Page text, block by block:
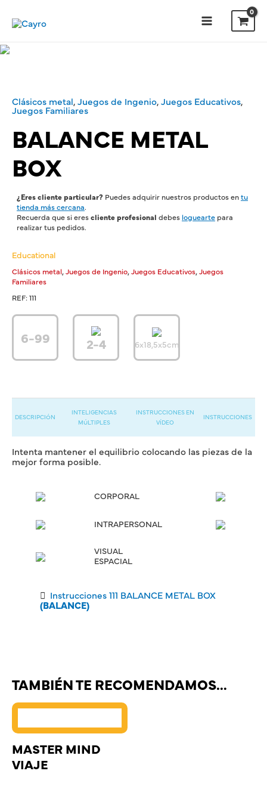
Clásicos metal,Juegos de Ingenio,Juegos Educativos,
Juegos Familiares
BALANCE METAL
BOX
¿Eres cliente particular? Puedes adquirir nuestros productos entu
tienda más cercana.
Recuerda que si erescliente profesional debes loguearte para
realizar tus pedidos.
Educational
Clásicos metal,Juegos de Ingenio,Juegos Educativos,Juegos
Familiares
REF:111
6-99 2-4 6x18,5x5cm
DESCRIPCIÓN
INTELIGENCIAS
MÚLTIPLES
INSTRUCCIONES EN
VÍDEO
INSTRUCCIONES
Intenta mantener el equilibrio colocando las piezas de la
mejor forma posible.
CORPORAL
INTRAPERSONAL
VISUAL
ESPACIAL
Instrucciones 111 BALANCE METAL BOX
(BALANCE)
TAMBIÉN TE RECOMENDAMOS…
MASTER MIND
VIAJE